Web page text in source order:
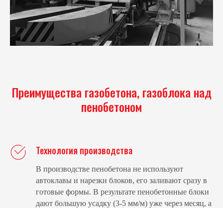
Преимущества газобетона, газоблока над
пенобетоном
Технология производства
В производстве пенобетона не используют
автоклавы и нарезки блоков, его заливают сразу в
готовые формы. В результате пенобетонные блоки
дают большую усадку (3-5 мм/м) уже через месяц, а